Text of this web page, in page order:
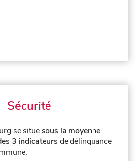
Sécurité
se situesous la moyenne
3 indicateurs de délinquance